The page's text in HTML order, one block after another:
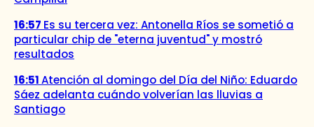
16:57 Es su tercera vez: Antonella Ríos se sometió a
particular chip de "eterna juventud" y mostró
resultados
16:51Atención al domingo del Día del Niño: Eduardo
Sáez adelanta cuándo volverían las lluvias a
Santiago